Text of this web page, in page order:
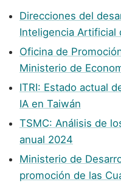
Direcciones del
Inteligencia Artificial
Oficina de
Ministerio de
ITRI: Estado actual
IA en Taiwán
TSMC: Análisis de
anual 2024
Ministerio de
promoción de las